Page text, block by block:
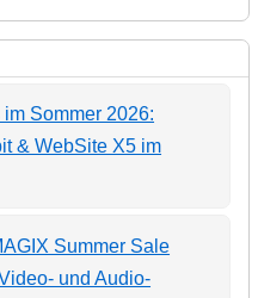
Sommer 2026:
& WebSite X5 im
Summer Sale
und Audio-